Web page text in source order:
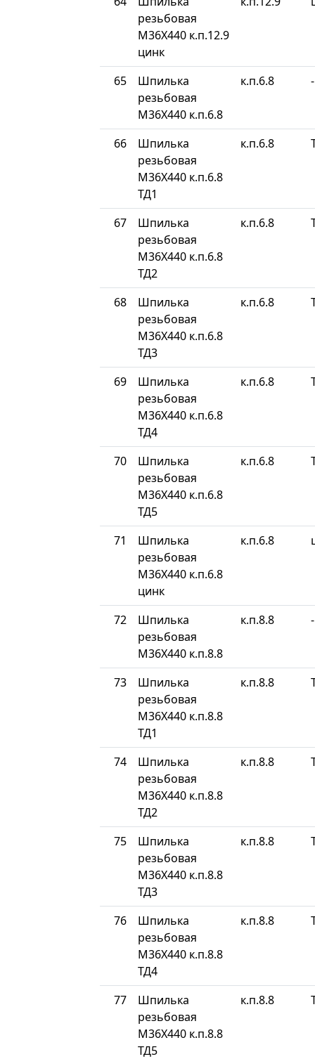
резьбовая
М36Х440 к.п.12.9
цинк
65
Шпилька
резьбовая
М36Х440 к.п.6.8
к.п.6.8 -
66
Шпилька
резьбовая
М36Х440 к.п.6.8
ТД1
к.п.6.8
67
Шпилька
резьбовая
М36Х440 к.п.6.8
ТД2
к.п.6.8
68
Шпилька
резьбовая
М36Х440 к.п.6.8
ТД3
к.п.6.8
69
Шпилька
резьбовая
М36Х440 к.п.6.8
ТД4
к.п.6.8
70
Шпилька
резьбовая
М36Х440 к.п.6.8
ТД5
к.п.6.8
71
Шпилька
резьбовая
М36Х440 к.п.6.8
цинк
к.п.6.8
72
Шпилька
резьбовая
М36Х440 к.п.8.8
к.п.8.8 -
73
Шпилька
резьбовая
М36Х440 к.п.8.8
ТД1
к.п.8.8
74
Шпилька
резьбовая
М36Х440 к.п.8.8
ТД2
к.п.8.8
75
Шпилька
резьбовая
М36Х440 к.п.8.8
ТД3
к.п.8.8
76
Шпилька
резьбовая
М36Х440 к.п.8.8
ТД4
к.п.8.8
77
Шпилька
резьбовая
М36Х440 к.п.8.8
ТД5
к.п.8.8